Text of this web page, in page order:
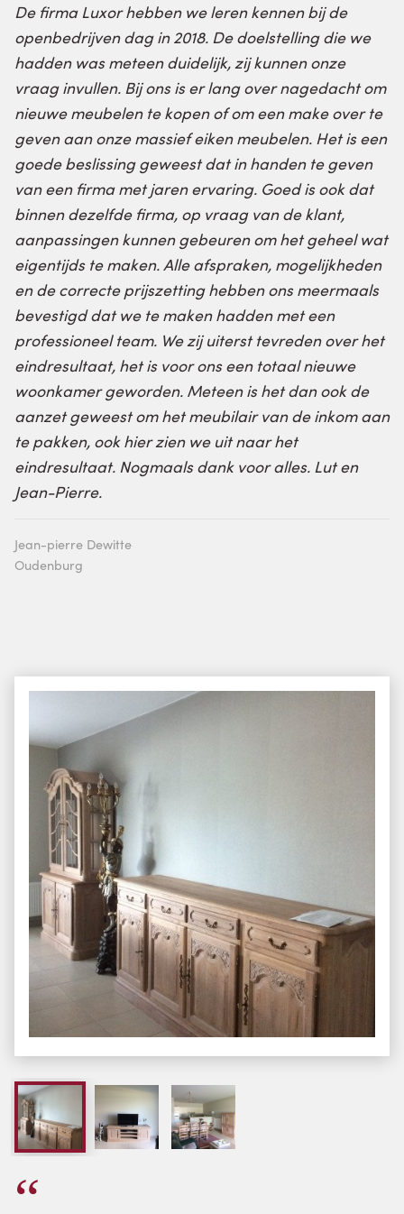
De firma Luxor hebben we leren kennen bij de
openbedrijven dag in 2018. De doelstelling die we
hadden was meteen duidelijk, zij kunnen onze
vraag invullen. Bij ons is er lang over nagedacht om
nieuwe meubelen te kopen of om een make over te
geven aan onze massief eiken meubelen. Het is een
goede beslissing geweest dat in handen te geven
van een firma met jaren ervaring. Goed is ook dat
binnen dezelfde firma, op vraag van de klant,
aanpassingen kunnen gebeuren om het geheel wat
eigentijds te maken. Alle afspraken, mogelijkheden
en de correcte prijszetting hebben ons meermaals
bevestigd dat we te maken hadden met een
professioneel team. We zij uiterst tevreden over het
eindresultaat, het is voor ons een totaal nieuwe
woonkamer geworden. Meteen is het dan ook de
aanzet geweest om het meubilair van de inkom aan
te pakken, ook hier zien we uit naar het
eindresultaat. Nogmaals dank voor alles. Lut en
Jean-Pierre.
Jean-pierre Dewitte
Oudenburg